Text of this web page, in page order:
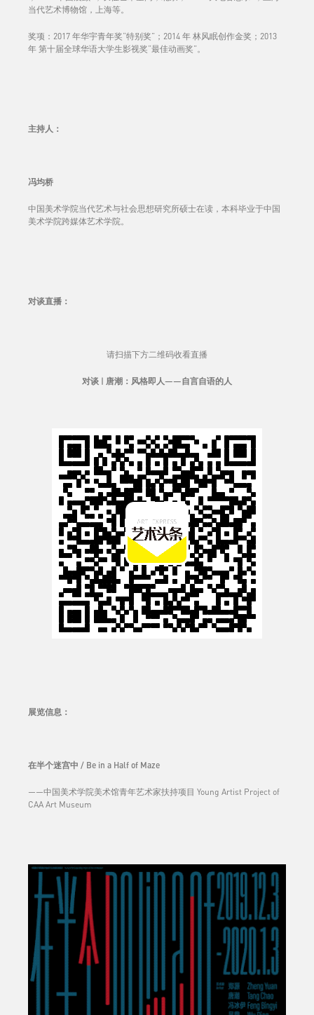
当代艺术博物馆，上海等。
奖项：2017 年华宇⻘年奖“特别奖”；2014 年 林⻛眠创作金奖；2013
年 第十届全球华语大学生影视奖“最佳动画奖”。
主持人 ：
冯均桥
中国美术学院当代艺术与社会思想研究所硕士在读，本科毕业于中国
美术学院跨媒体艺术学院。
对谈直播 ：
请扫描下方二维码收看直播
对谈 | 唐潮： 风格即人——自言自语的人
展览信息 ：
在半个迷宫中 / Be in a Half of Maze
——中国美术学院美术馆青年艺术家扶持项目 Young Artist Project of
CAA Art Museum